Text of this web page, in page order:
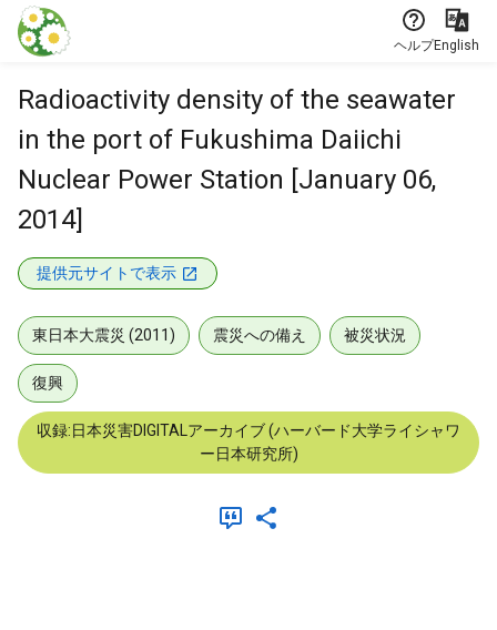
本文に飛ぶ
ヘルプEnglish
Radioactivity density of the seawater
in the port of Fukushima Daiichi
Nuclear Power Station [January 06,
2014]
提供元サイトで表示
東日本大震災 (2011) 震災への備え 被災状況
復興
収録:日本災害DIGITALアーカイブ (ハーバード大学ライシャワ
ー日本研究所)